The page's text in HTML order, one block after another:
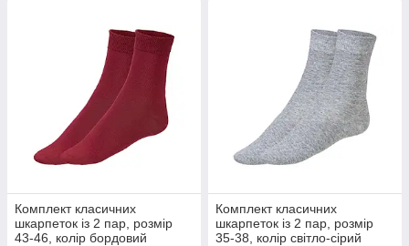
Комплект класичних
шкарпеток із 2 пар, розмір
43-46, колір бордовий
Комплект класичних
шкарпеток із 2 пар, розмір
35-38, колір світло-сірий